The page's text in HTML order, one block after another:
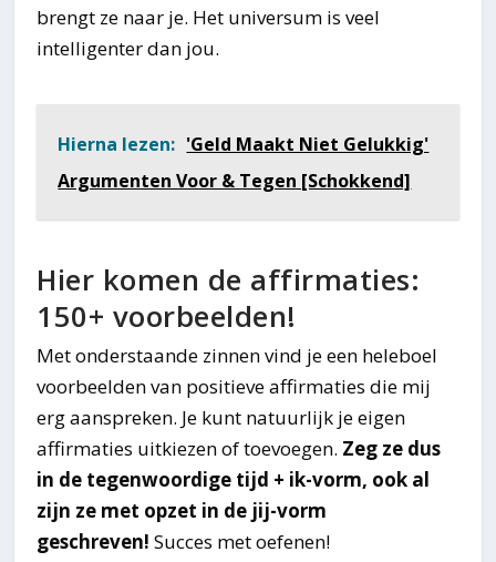
brengt ze naar je. Het universum is veel
intelligenter dan jou.
Hierna lezen: 'Geld Maakt Niet Gelukkig'
Argumenten Voor & Tegen [Schokkend]
Hier komen de affirmaties:
150+ voorbeelden!
Met onderstaande zinnen vind je een heleboel
voorbeelden van positieve affirmaties die mij
erg aanspreken. Je kunt natuurlijk je eigen
affirmaties uitkiezen of toevoegen. Zeg ze dus
in de tegenwoordige tijd + ik-vorm, ook al
zijn ze met opzet in de jij-vorm
geschreven! Succes met oefenen!